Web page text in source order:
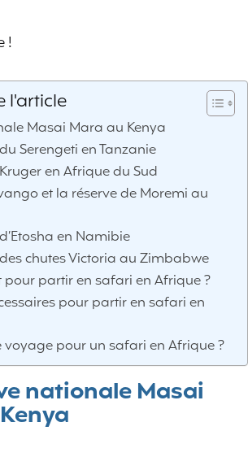
!
l'article
Masai Mara au Kenya
Serengeti en Tanzanie
en Afrique du Sud
et la réserve de Moremi au
en Namibie
chutes Victoria au Zimbabwe
partir en safari en Afrique ?
pour partir en safari en
voyage pour un safari en Afrique ?
nationale Masai